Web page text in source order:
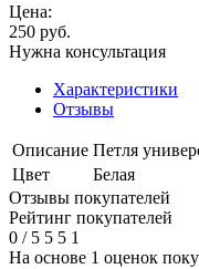
Цена:
250 руб.
Нужна консультация
Характеристики
Отзывы
Описание Петля
Цвет
Белая
Отзывы покупателей
Рейтинг покупателей
0 /5 5 5 1
На основе 1 оценок